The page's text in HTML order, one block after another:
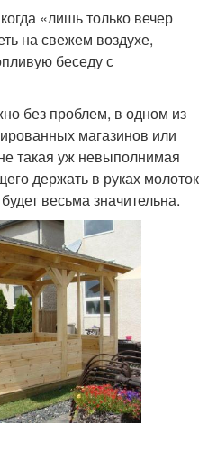
«лишь только вечер
на свежем воздухе,
беседу с
без проблем, в одном из
магазинов или
такая уж невыполнимая
держать в руках молоток
весьма значительна.